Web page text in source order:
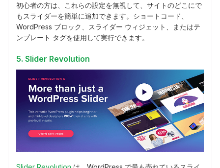
初心者の方は、これらの設定を無視して、サイトのどこにで
もスライダーを簡単に追加できます。ショートコード、
WordPress ブロック、スライダー ウィジェット、またはテ
ンプレート タグを使用して実行できます。
5. Slider Revolution